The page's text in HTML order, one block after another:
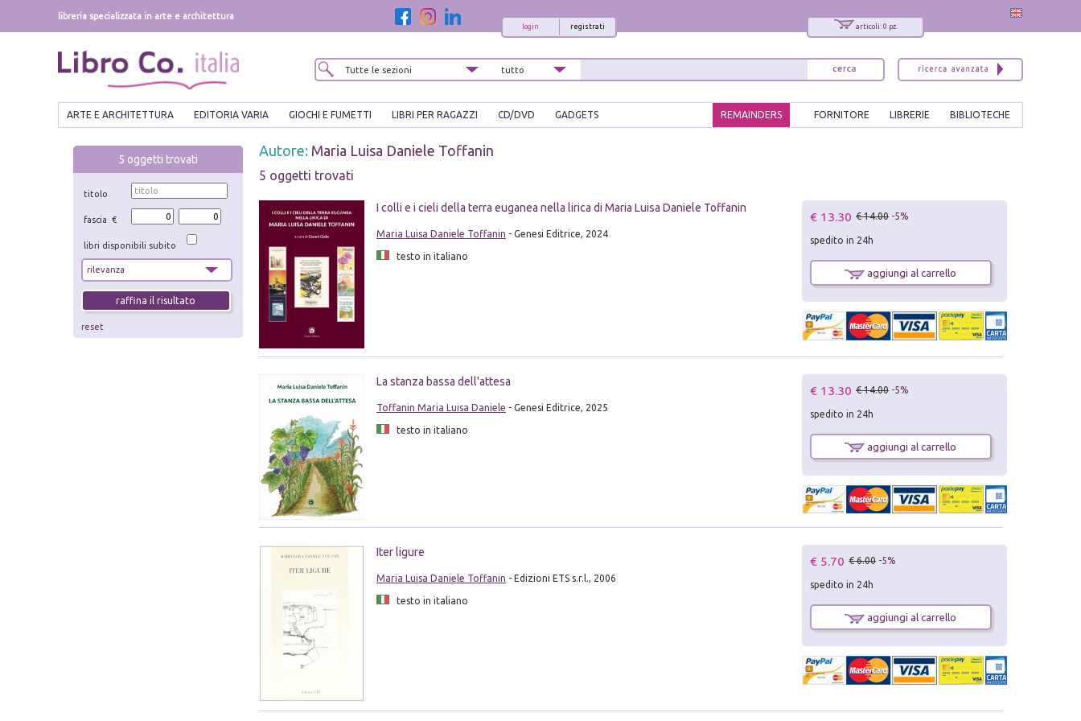
libreria specializzata in arte e architettura
articoli: 0 pz.
registrati
login
ARTE E ARCHITETTURA EDITORIA VARIA GIOCHI E FUMETTI LIBRI PER RAGAZZI CD/DVD GADGETS BIBLIOTECHE
LIBRERIE
FORNITORE
REMAINDERS
5 oggetti trovati
titolo
fascia €
libri disponibili subito
reset
Autore: Maria Luisa Daniele Toffanin
5 oggetti trovati
I colli e i cieli della terra euganea nella lirica di Maria Luisa Daniele Toffanin
Maria Luisa Daniele Toffanin - Genesi Editrice, 2024
testo in italiano
€ 13.30 € 14.00 -5%
spedito in 24h
aggiungi al carrello
La stanza bassa dell'attesa
Toffanin Maria Luisa Daniele - Genesi Editrice, 2025
testo in italiano
€ 13.30 € 14.00 -5%
spedito in 24h
aggiungi al carrello
Iter ligure
Maria Luisa Daniele Toffanin - Edizioni ETS s.r.l., 2006
testo in italiano
€ 5.70 € 6.00 -5%
spedito in 24h
aggiungi al carrello